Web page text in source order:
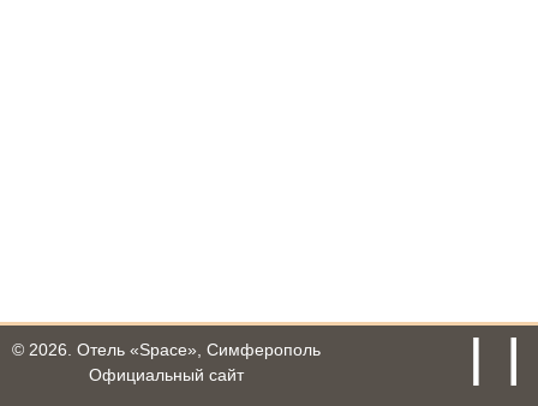
© 2026. Отель «Space», Симферополь
Официальный сайт